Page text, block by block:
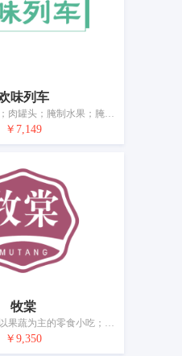
味列车
肉；鱼（非活）；肉罐头；腌制水果；腌制蔬菜；蛋；牛奶制品；食用油；加工过的坚果；豆腐
￥7,149
牧棠
肉；鱼制食品；以果蔬为主的零食小吃；水果蜜饯；速冻方便菜肴；奶；食用油；加工过的坚果；干食用菌；豆腐制品
￥9,350